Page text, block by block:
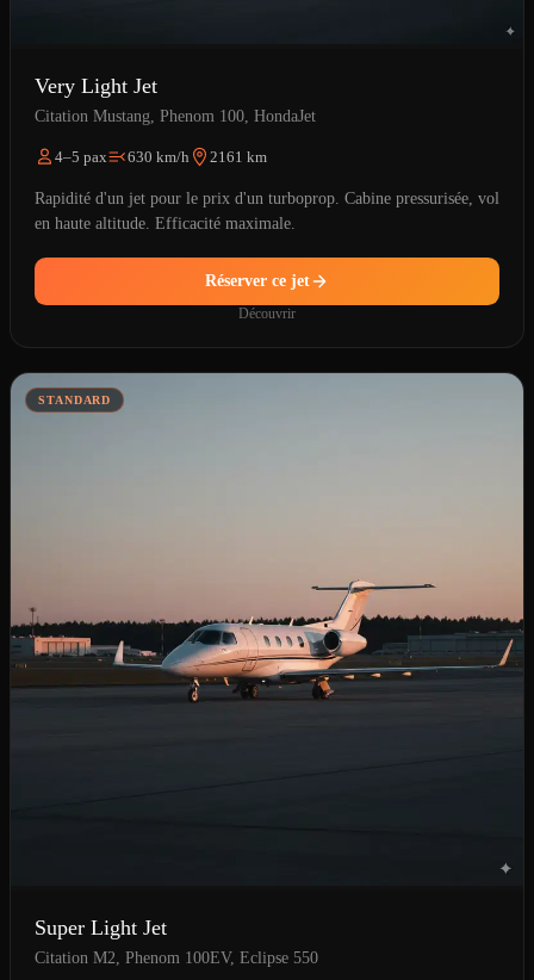
Very Light Jet
Citation Mustang, Phenom 100, HondaJet
4–5 pax 630 km/h 2161 km
Rapidité d'un jet pour le prix d'un turboprop. Cabine pressurisée, vol
en haute altitude. Efficacité maximale.
Réserver ce jet
Découvrir
STANDARD
Super Light Jet
Citation M2, Phenom 100EV, Eclipse 550